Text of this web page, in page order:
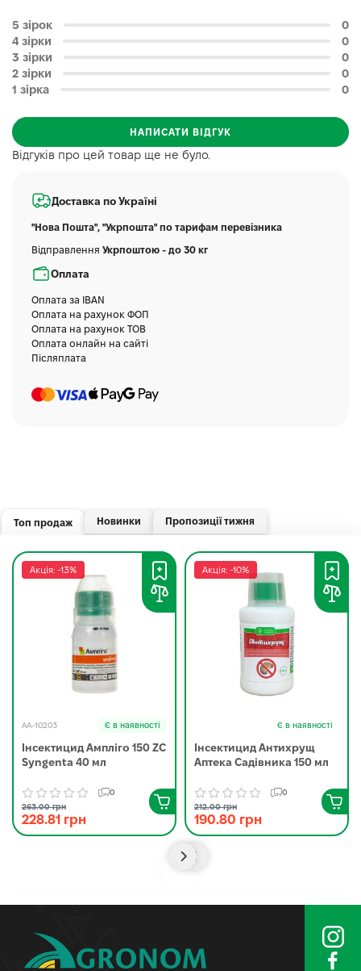
Відгуків про цей товар ще не було.
5 зірок
0
4 зірки
0
3 зірки
0
2 зірки
0
1 зірка
0
НАПИСАТИ ВІДГУК
Доставка по Україні
"Нова Пошта", "Укрпошта" по тарифам перевізника
Відправлення Укрпоштою - до 30 кг
Оплата
Оплата за IBAN
Оплата на рахунок ФОП
Оплата на рахунок ТОВ
Оплата онлайн на сайті
Післяплата
Топ продаж Новинки Пропозиції тижня
Акція: -13%
AA-10203 Є в наявності
Інсектицид Ампліго 150 ZC
Syngenta 40 мл
0
263.00 грн
228.81 грн
Акція: -10%
Є в наявності
Інсектицид Антихрущ
Аптека Садівника 150 мл
0
212.00 грн
190.80 грн